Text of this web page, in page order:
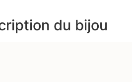
du bijou